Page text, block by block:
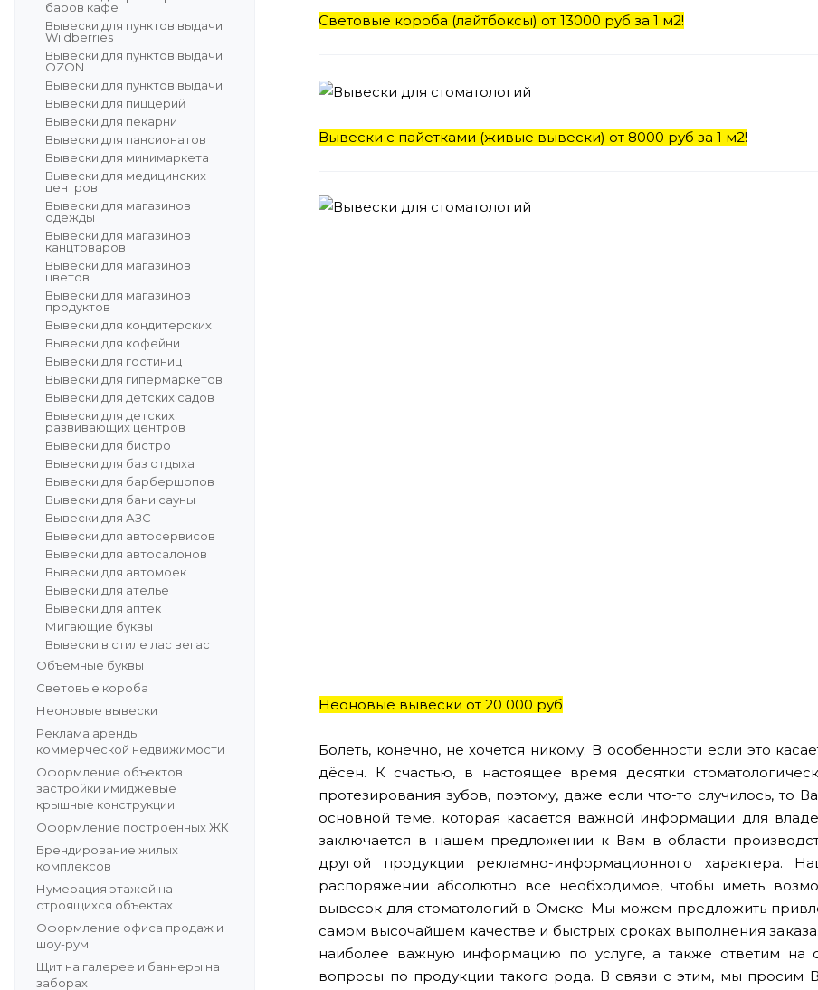
баров кафе
Вывески для пунктов выдачи
Wildberries
Вывески для пунктов выдачи
OZON
Вывески для пунктов выдачи
Вывески для пиццерий
Вывески для пекарни
Вывески для пансионатов
Вывески для минимаркета
Вывески для медицинских
центров
Вывески для магазинов
одежды
Вывески для магазинов
канцтоваров
Вывески для магазинов
цветов
Вывески для магазинов
продуктов
Вывески для кондитерских
Вывески для кофейни
Вывески для гостиниц
Вывески для гипермаркетов
Вывески для детских садов
Вывески для детских
развивающих центров
Вывески для бистро
Вывески для баз отдыха
Вывески для барбершопов
Вывески для бани сауны
Вывески для АЗС
Вывески для автосервисов
Вывески для автосалонов
Вывески для автомоек
Вывески для ателье
Вывески для аптек
Мигающие буквы
Вывески в стиле лас вегас
Объёмные буквы
Световые короба
Неоновые вывески
Реклама аренды
коммерческой недвижимости
Оформление объектов
застройки имиджевые
крышные конструкции
Оформление построенных ЖК
Брендирование жилых
комплексов
Нумерация этажей на
строящихся объектах
Оформление офиса продаж и
шоу-рум
Щит на галерее и баннеры на
заборах
Световые короба (лайтбоксы) от 13000 руб за 1 м2!
Вывески с пайетками (живые вывески) от 8000 руб за 1 м2!
Неоновые вывески от 20 000 руб
Болеть, конечно, не хочется никому. В особенности если это
дёсен. К счастью, в настоящее время десятки
протезирования зубов, поэтому, даже если что-то случилось, то
основной теме, которая касается важной информации для
заключается в нашем предложении к Вам в области
другой продукции рекламно-информационного характера.
распоряжении абсолютно всё необходимое, чтобы иметь
вывесок для стоматологий в Омске. Мы можем предложить
самом высочайшем качестве и быстрых сроках выполнения
наиболее важную информацию по услуге, а также ответим на
вопросы по продукции такого рода. В связи с этим, мы просим